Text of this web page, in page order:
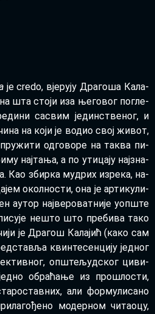
је cre­do, вје­ру­ју Дра­го­ша Ка­ла­
шта сто­ји иза ње­го­вог по­гле­
са­свим је­дин­стве­ног, и
на ко­ји је во­дио свој жи­вот,
од­го­во­ре на та­ква пи­
нај­та­ња, а по ути­ца­ју нај­зна­
Као збир­ка му­дрих из­ре­ка, на­
окол­но­сти, она је ар­ти­ку­ли­
аутор нај­ве­ро­ват­ни­је уоп­ште
не­што што пре­би­ва та­ко
је Дра­гош Ка­ла­јић (ка­ко сам
квин­те­сен­ци­ју јед­ног
оп­ште­људ­ског ци­ви­
обра­ћа­ње из про­шло­сти,
али фор­му­ли­са­но
мо­дер­ном чи­та­о­цу,